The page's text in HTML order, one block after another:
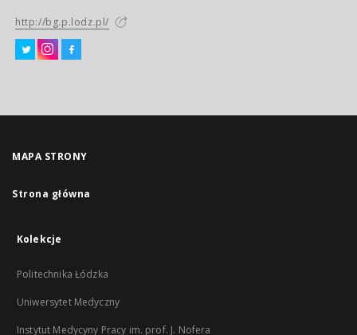
http://bg.p.lodz.pl/
MAPA STRONY
Strona główna
Kolekcje
Politechnika Łódzka
Uniwersytet Medyczny
Instytut Medycyny Pracy im. prof. J. Nofera